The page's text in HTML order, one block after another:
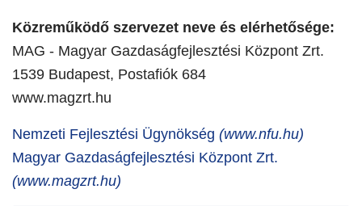
Közreműködő szervezet neve és elérhetősége:
MAG - Magyar Gazdaságfejlesztési Központ Zrt.
1539 Budapest, Postafiók 684
www.magzrt.hu
Nemzeti Fejlesztési Ügynökség (www.nfu.hu)
Magyar Gazdaságfejlesztési Központ Zrt.
(www.magzrt.hu)